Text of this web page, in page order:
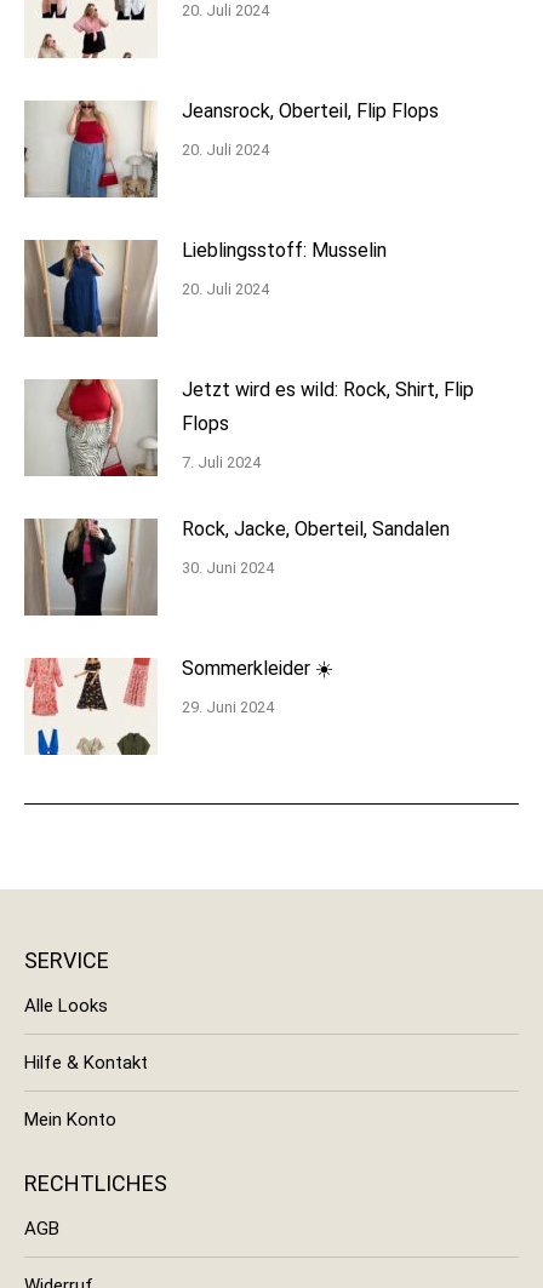
20. Juli 2024
Jeansrock, Oberteil, Flip Flops
20. Juli 2024
Lieblingsstoff: Musselin
20. Juli 2024
Jetzt wird es wild: Rock, Shirt, Flip
Flops
7. Juli 2024
Rock, Jacke, Oberteil, Sandalen
30. Juni 2024
Sommerkleider ☀️
29. Juni 2024
SERVICE
Alle Looks
Hilfe & Kontakt
Mein Konto
RECHTLICHES
AGB